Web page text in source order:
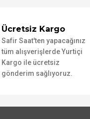
Ücretsiz Kargo
Safir Saat'ten yapacağınız
tüm alışverişlerde Yurtiçi
Kargo ile ücretsiz
gönderim sağlıyoruz.